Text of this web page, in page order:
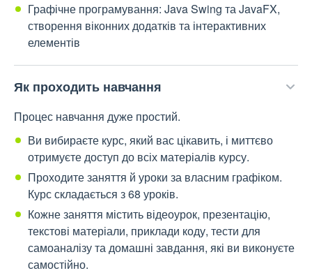
Графічне програмування: Java Swing та JavaFX,
створення віконних додатків та інтерактивних
елементів
Як проходить навчання
Процес навчання дуже простий.
Ви вибираєте курс, який вас цікавить, і миттєво
отримуєте доступ до всіх матеріалів курсу.
Проходите заняття й уроки за власним графіком.
Курс складається з 68 уроків.
Кожне заняття містить відеоурок, презентацію,
текстові матеріали, приклади коду, тести для
самоаналізу та домашні завдання, які ви виконуєте
самостійно.